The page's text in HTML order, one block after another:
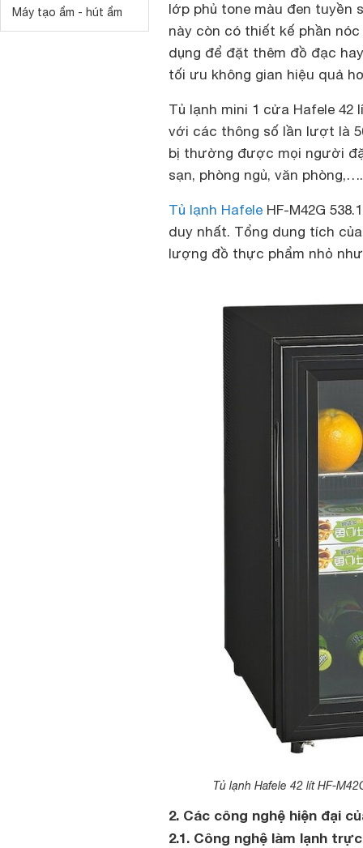
Máy tạo ẩm - hút ẩm
lớp phủ tone màu đen tuyền
này còn có thiết kế phần
dụng để đặt thêm đồ đạc
tối ưu không gian hiệu quả
Tủ lạnh mini 1 cửa Hafele 42
với các thông số lần lượt là
bị thường được mọi người
sạn, phòng ngủ, văn phòng,….
Tủ lạnh Hafele HF-M42G
duy nhất. Tổng dung tích
lượng đồ thực phẩm nhỏ
Tủ lạnh Hafele 42 lít HF-
2. Các công nghệ hiện đại
2.1. Công nghệ làm lạnh